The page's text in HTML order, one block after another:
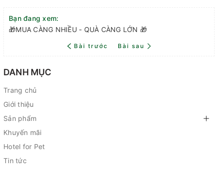
Bạn đang xem:
🎁MUA CÀNG NHIỀU - QUÀ CÀNG LỚN 🎁
Bài trước Bài sau
DANH MỤC
Trang chủ
Giới thiệu
Sản phẩm
Khuyến mãi
Hotel for Pet
Tin tức